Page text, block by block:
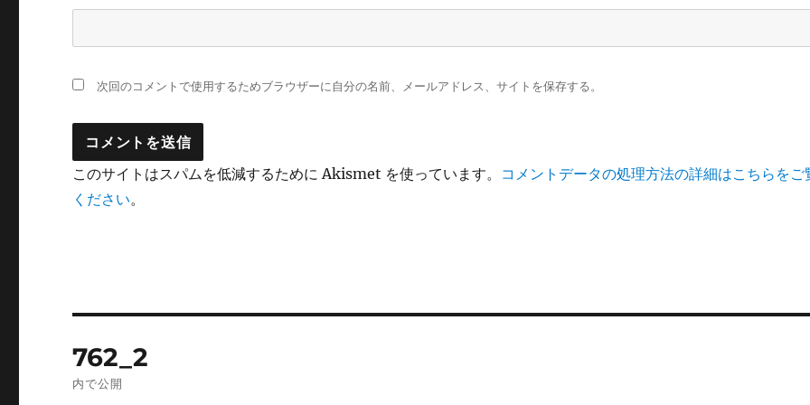
次回のコメントで使用するためブラウザーに自分の名前、メールアドレス、サイトを保存する。
このサイトはスパムを低減するために Akismet を使っています。 コメントデータの処理方法の詳細はこちらをご
ください。
稿
762_2
内で公開